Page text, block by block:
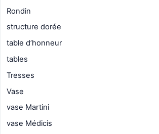
Rondin
structure dorée
table d’honneur
tables
Tresses
Vase
vase Martini
vase Médicis